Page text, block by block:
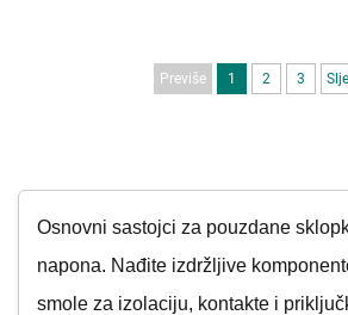
Previše 1 2 3
Osnovni sastojci za pouzdane
napona. Nađite izdržljive
smole za izolaciju, kontakte i